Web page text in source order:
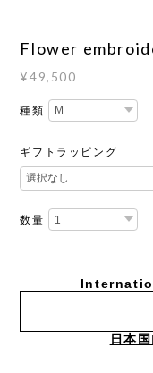
Flower
¥49,500
種類
ギフトラッピング
数量
日本